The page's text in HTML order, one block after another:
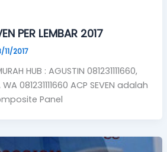
PER LEMBAR 2017
11/2017
HUB : AGUSTIN 081231111660,
081231111660 ACP SEVEN adalah
Panel